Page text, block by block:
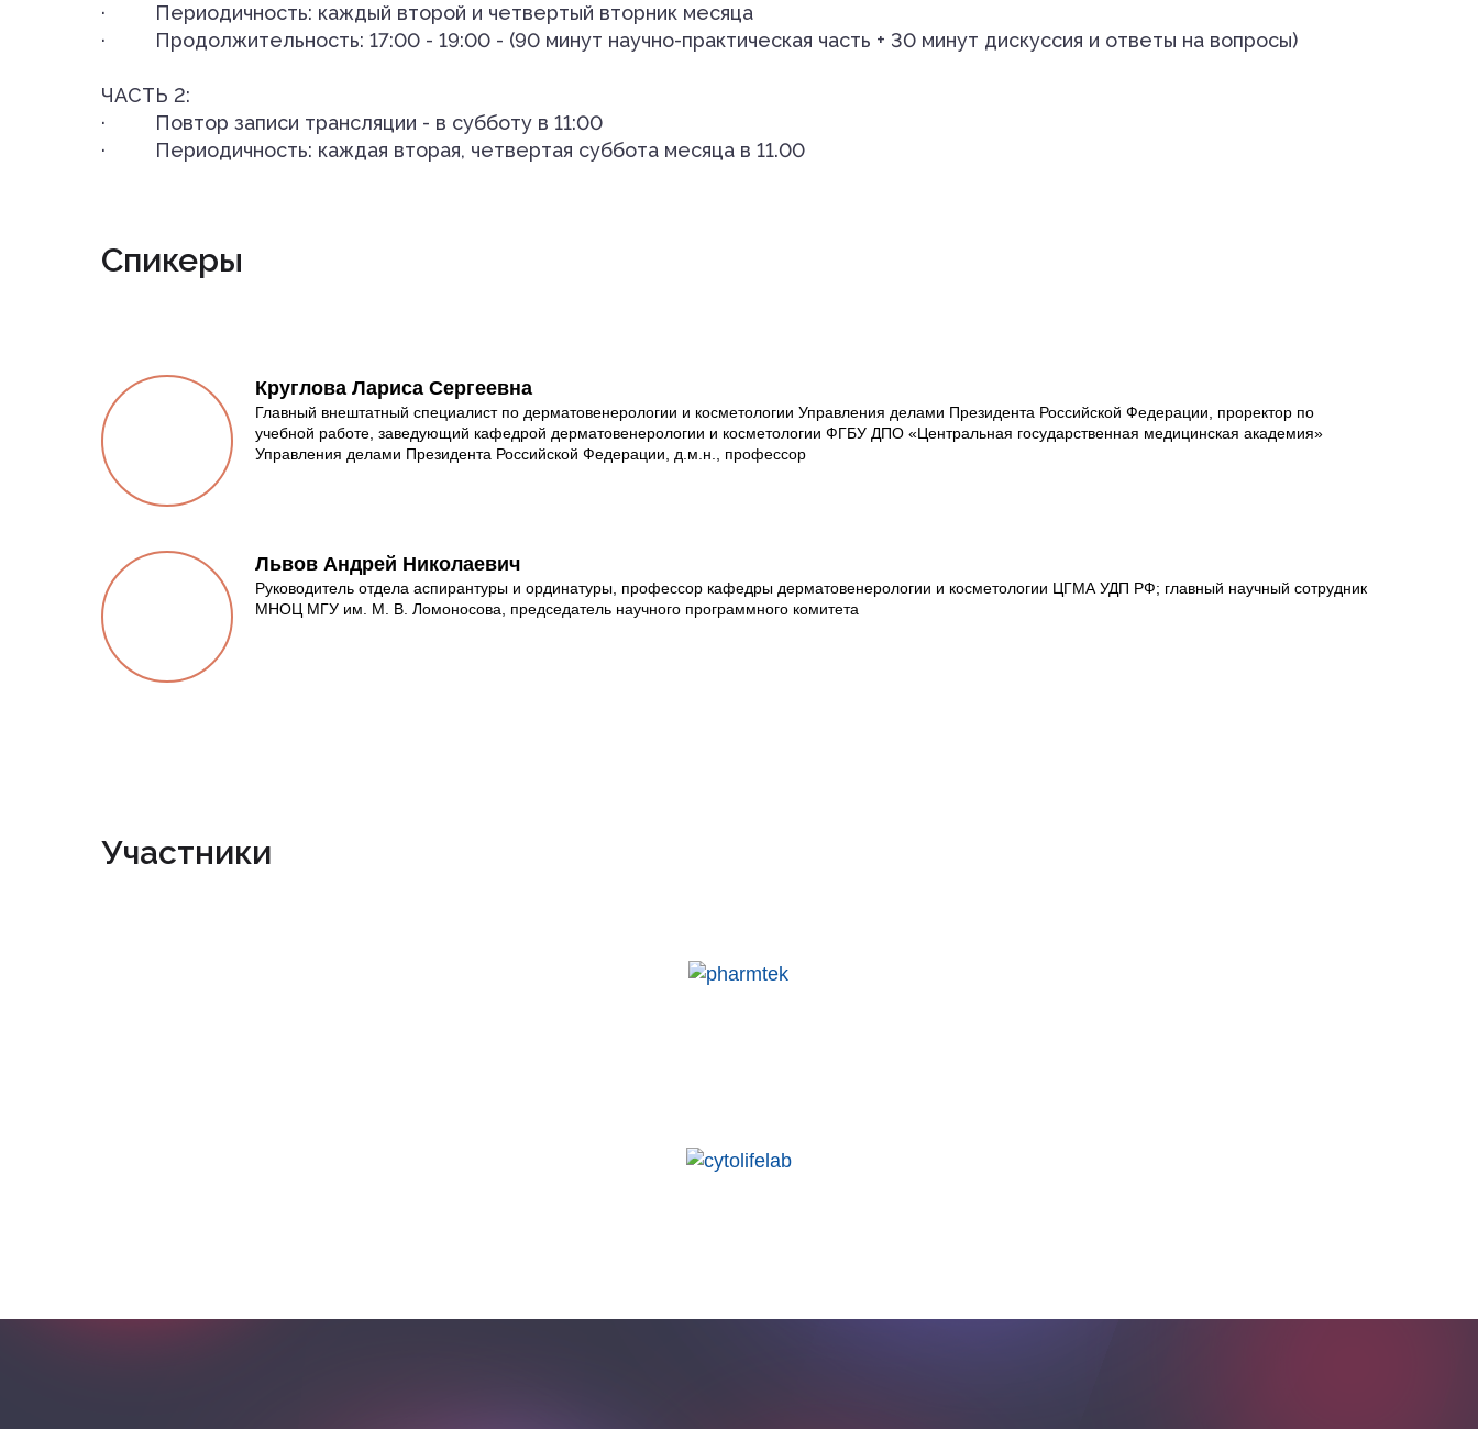
· Периодичность: каждый второй и четвертый вторник месяца
· Продолжительность: 17:00 - 19:00 - (90 минут научно-практическая часть + 30 минут дискуссия и ответы на вопросы)
ЧАСТЬ 2:
· Повтор записи трансляции - в субботу в 11:00
· Периодичность: каждая вторая, четвертая суббота месяца в 11.00
Спикеры
Круглова Лариса Сергеевна
Главный внештатный специалист по дерматовенерологии и косметологии Управления делами Президента Российской Федерации, проректор по
учебной работе, заведующий кафедрой дерматовенерологии и косметологии ФГБУ ДПО «Центральная государственная медицинская академия»
Управления делами Президента Российской Федерации, д.м.н., профессор
Львов Андрей Николаевич
Руководитель отдела аспирантуры и ординатуры, профессор кафедры дерматовенерологии и косметологии ЦГМА УДП РФ; главный научный сотрудник
МНОЦ МГУ им. М. В. Ломоносова, председатель научного программного комитета
Участники